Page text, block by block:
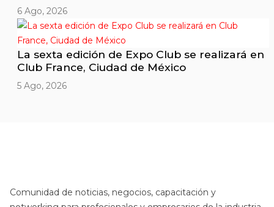
6 Ago, 2026
La sexta edición de Expo Club se realizará en
Club France, Ciudad de México
5 Ago, 2026
Comunidad de noticias, negocios, capacitación y